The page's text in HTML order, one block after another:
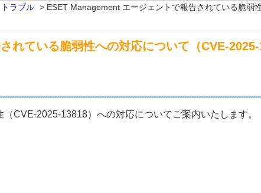
ラブル > ESET Management エージェントで報告されている脆弱
れている脆弱性への対応について（CVE-2025-
CVE-2025-13818）への対応についてご案内いたします。